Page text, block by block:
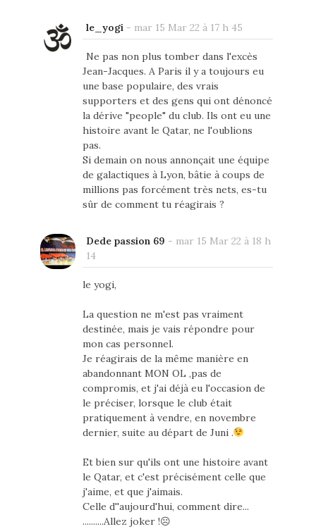
le_yogi- mar 15 Mar 22 à 17 h 45
Ne pas non plus tomber dans l'excès
Jean-Jacques. A Paris il y a toujours eu
une base populaire, des vrais
supporters et des gens qui ont dénoncé
la dérive "people" du club. Ils ont eu une
histoire avant le Qatar, ne l'oublions
pas.
Si demain on nous annonçait une équipe
de galactiques à Lyon, bâtie à coups de
millions pas forcément très nets, es-tu
sûr de comment tu réagirais ?
Dede passion 69 - mar 15 Mar 22 à 18 h
14
le yogi,
La question ne m'est pas vraiment
destinée, mais je vais répondre pour
mon cas personnel.
Je réagirais de la même manière en
abandonnant MON OL ,pas de
compromis, et j'ai déjà eu l'occasion de
le préciser, lorsque le club était
pratiquement à vendre, en novembre
dernier, suite au départ de Juni .
Et bien sur qu'ils ont une histoire avant
le Qatar, et c'est précisément celle que
j'aime, et que j'aimais.
Celle d''aujourd'hui, comment dire...
..........Allez joker !☹